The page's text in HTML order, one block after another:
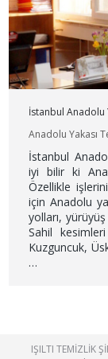
İstanbul Anadolu
Anadolu Yakası
İstanbul
iyi bilir ki
Özellikle
için Anadolu
yolları,
Sahil
Kuzguncuk,
…
IŞILTI TEMİZLİK